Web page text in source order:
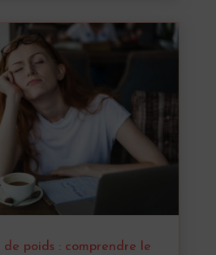
poids : comprendre le